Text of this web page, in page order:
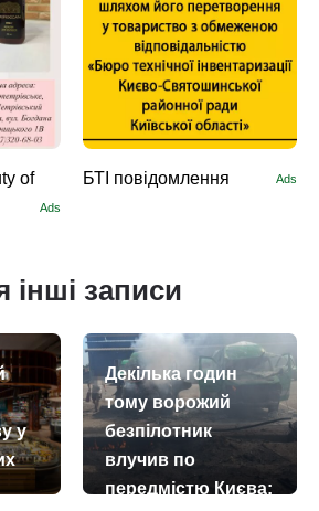
of
Ads
БТІ повідомлення Ads
інші записи
у
Декілька годин
тому ворожий
безпілотник
влучив по
передмістю Києва: